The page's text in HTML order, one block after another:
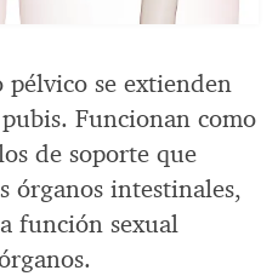
pélvico se extienden
Funcionan como
de soporte que
órganos intestinales,
función sexual